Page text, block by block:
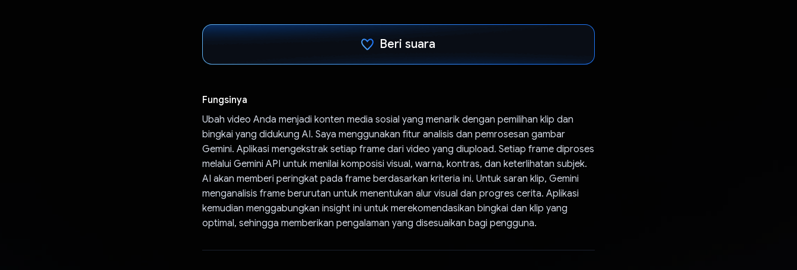
Beri suara
Fungsinya
Ubah video Anda menjadi konten media sosial yang menarik dengan pemilihan klip dan
bingkai yang didukung AI. Saya menggunakan fitur analisis dan pemrosesan gambar
Gemini. Aplikasi mengekstrak setiap frame dari video yang diupload. Setiap frame diproses
melalui Gemini API untuk menilai komposisi visual, warna, kontras, dan keterlihatan subjek.
AI akan memberi peringkat pada frame berdasarkan kriteria ini. Untuk saran klip, Gemini
menganalisis frame berurutan untuk menentukan alur visual dan progres cerita. Aplikasi
kemudian menggabungkan insight ini untuk merekomendasikan bingkai dan klip yang
optimal, sehingga memberikan pengalaman yang disesuaikan bagi pengguna.